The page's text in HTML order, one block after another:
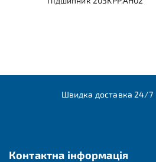
Швидка доставка 24/7
Контактна інформація